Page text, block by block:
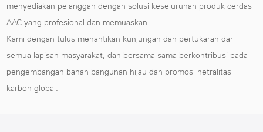
menyediakan pelanggan dengan solusi keseluruhan produk cerdas
AAC yang profesional dan memuaskan..
Kami dengan tulus menantikan kunjungan dan pertukaran dari
semua lapisan masyarakat, dan bersama-sama berkontribusi pada
pengembangan bahan bangunan hijau dan promosi netralitas
karbon global.